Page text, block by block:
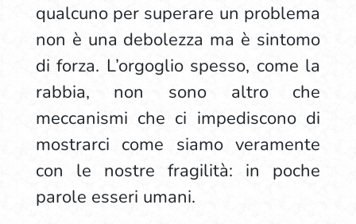
qualcuno per superare un problema
non è una debolezza ma è sintomo
di forza. L’orgoglio spesso, come la
rabbia, non sono altro che
meccanismi che ci impediscono di
mostrarci come siamo veramente
con le nostre fragilità: in poche
parole esseri umani.